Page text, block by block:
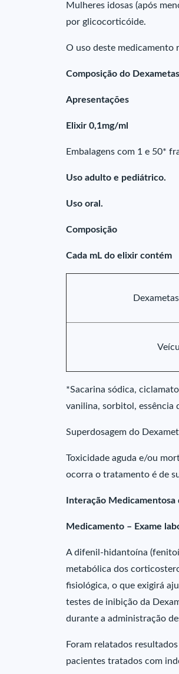
Mulheres idosas (após
por glicocorticóide.
O uso deste medicamento
Composição do
Apresentações
Elixir 0,1mg/ml
Embalagens com 1 e 50*
Uso adulto e pediátrico.
Uso oral.
Composição
Cada mL do elixir contém
*Sacarina sódica,
vanilina, sorbitol, essência
Superdosagem do
Toxicidade aguda e/ou
ocorra o tratamento é de
Interação
Medicamento – Exame
A difenil-hidantoína
metabólica dos
fisiológica, o que exigirá
testes de inibição da
durante a administração
Foram relatados
pacientes tratados com